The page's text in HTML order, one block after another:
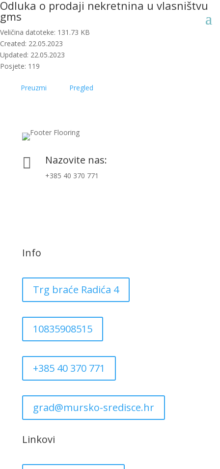
Odluka o prodaji nekretnina u vlasništvu
gms
Veličina datoteke: 131.73 KB
Created: 22.05.2023
Updated: 22.05.2023
Posjete: 119
Preuzmi Pregled
 Nazovite nas:
+385 40 370 771
Info
Trg braće Radića 4
10835908515
+385 40 370 771
grad@mursko-sredisce.hr
Linkovi